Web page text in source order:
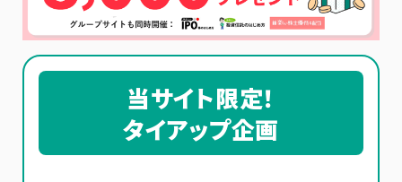
当サイト限定！
タイアップ企画